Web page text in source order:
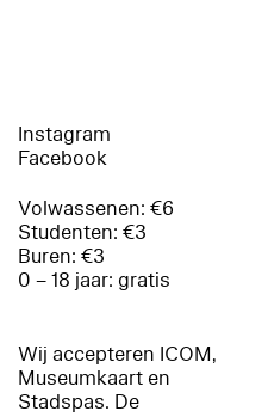
Instagram
Facebook
Volwassenen: €6
Studenten: €3
Buren: €3
0 – 18 jaar: gratis
Wij accepteren ICOM,
Museumkaart en
Stadspas. De